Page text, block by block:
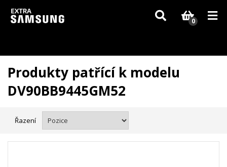
Vzhledem k aktuální situaci se může dodání dílů, které nejsou skladem,
zpozdit. Děkujeme za pochopení.
0
Produkty patřící k modelu
DV90BB9445GM52
Řazení